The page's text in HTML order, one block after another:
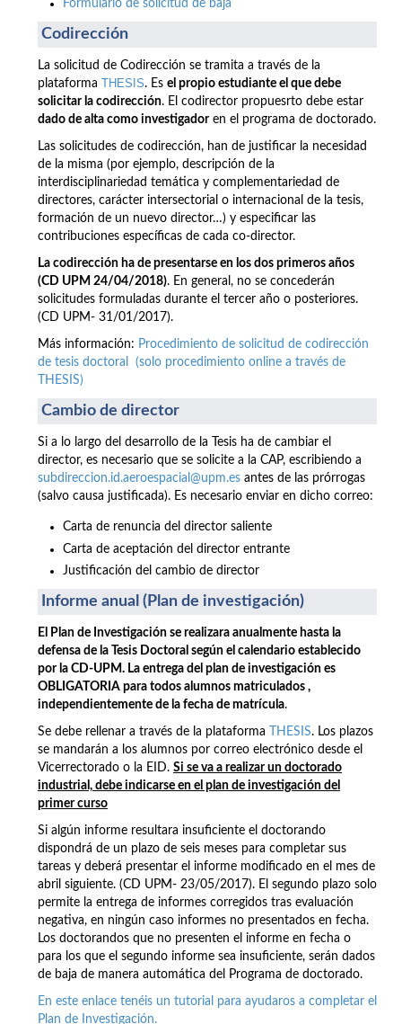
Formulario de solicitud de baja
Codirección
La solicitud de Codirección se tramita a través de la
plataforma THESIS. Es el propio estudiante el que debe
solicitar la codirección. El codirector propuesrto debe estar
dado de alta como investigadoren el programa de doctorado.
Las solicitudes de codirección, han de justificar la necesidad
de la misma (por ejemplo, descripción de la
interdisciplinariedad temática y complementariedad de
directores, carácter intersectorial o internacional de la tesis,
formación de un nuevo director…) y especificar las
contribuciones específicas de cada co-director.
La codirección ha de presentarse en los dos primeros años
(CD UPM 24/04/2018). En general, no se concederán
solicitudes formuladas durante el tercer año o posteriores.
(CD UPM- 31/01/2017).
Más información: Procedimiento de solicitud de codirección
de tesis doctoral (solo procedimiento online a través de
THESIS)
Cambio de director
Si a lo largo del desarrollo de la Tesis ha de cambiar el
director, es necesario que se solicite a la CAP, escribiendo a
subdireccion.id.aeroespacial@upm.es antes de las prórrogas
(salvo causa justificada). Es necesario enviar en dicho correo:
Carta de renuncia del director saliente
Carta de aceptación del director entrante
Justificación del cambio de director
Informe anual (Plan de investigación)
El Plan de Investigación se realizara anualmente hasta la
defensa de la Tesis Doctoral según el calendario establecido
por la CD-UPM. La entrega del plan de investigación es
OBLIGATORIA para todos alumnos matriculados ,
independientemente de la fecha de matrícula.
Se debe rellenar a través de la plataforma THESIS. Los plazos
se mandarán a los alumnos por correo electrónico desde el
Vicerrectorado o la EID. Si se va a realizar un doctorado
industrial, debe indicarse en el plan de investigación del
primer curso
Si algún informe resultara insuficiente el doctorando
dispondrá de un plazo de seis meses para completar sus
tareas y deberá presentar el informe modificado en el mes de
abril siguiente. (CD UPM- 23/05/2017). El segundo plazo solo
permite la entrega de informes corregidos tras evaluación
negativa, en ningún caso informes no presentados en fecha.
Los doctorandos que no presenten el informe en fecha o
para los que el segundo informe sea insuficiente, serán dados
de baja de manera automática del Programa de doctorado.
En este enlace tenéis un tutorial para ayudaros a completar el
Plan de Investigación.